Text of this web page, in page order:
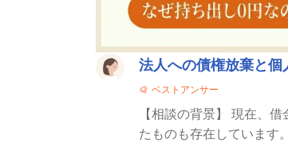
法律相談一覧
法人への債権放棄と個
ベストアンサー
【相談の背景】 現在、
たものも存在しています